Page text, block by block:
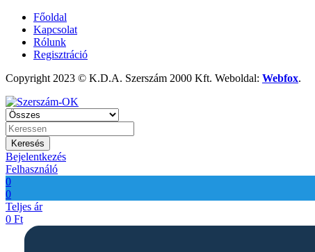
Főoldal
Kapcsolat
Rólunk
Regisztráció
Copyright 2023 © K.D.A. Szerszám 2000 Kft. Weboldal: Webfox.
Keresés
Bejelentkezés
Felhasználó
0
0
Teljes ár
0 Ft